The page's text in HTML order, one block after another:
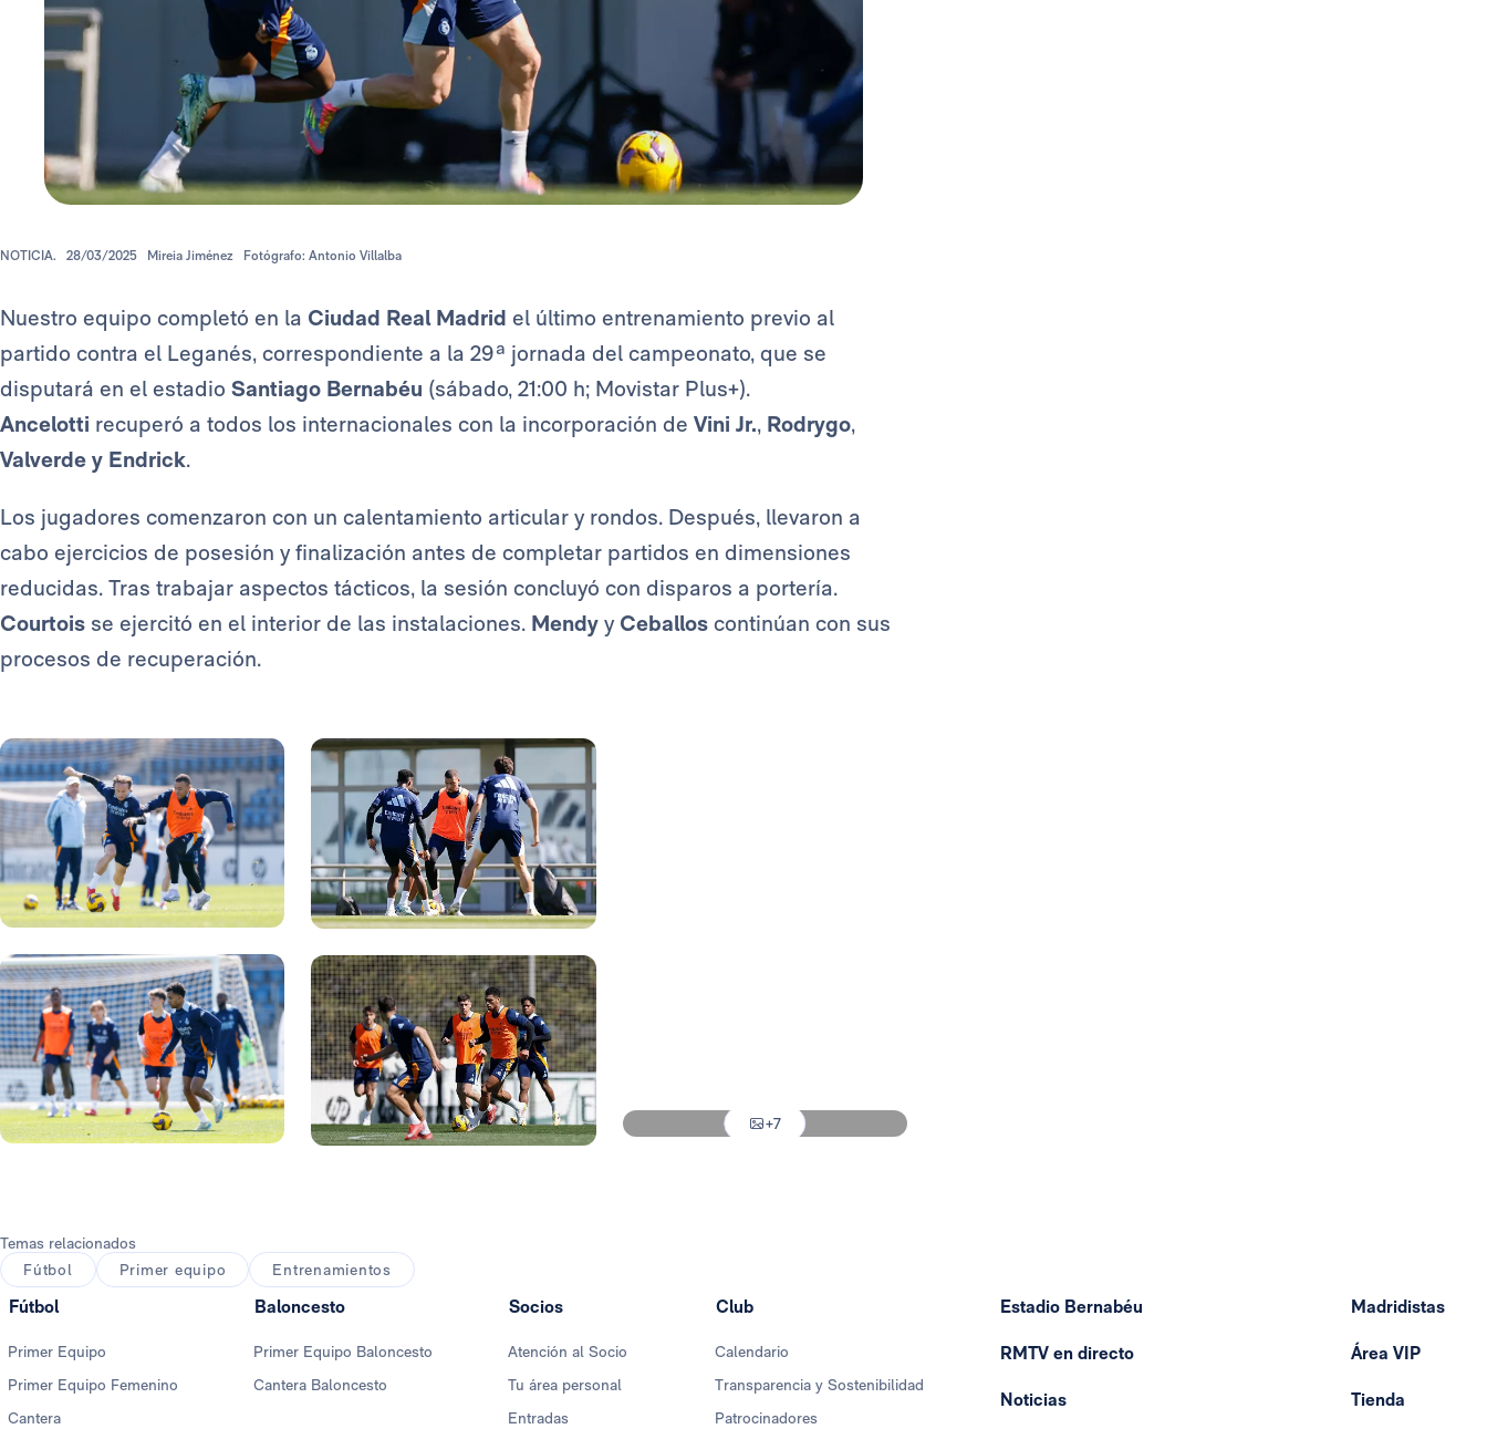
NOTICIA. 28/03/2025 Mireia Jiménez Fotógrafo: Antonio Villalba
Nuestro equipo completó en la Ciudad Real Madrid el último entrenamiento previo al
partido contra el Leganés, correspondiente a la 29ª jornada del campeonato, que se
disputará en el estadio Santiago Bernabéu (sábado, 21:00 h; Movistar Plus+).
Ancelotti recuperó a todos los internacionales con la incorporación de Vini Jr., Rodrygo,
Valverde y Endrick.
Los jugadores comenzaron con un calentamiento articular y rondos. Después, llevaron a
cabo ejercicios de posesión y finalización antes de completar partidos en dimensiones
reducidas. ​Tras trabajar aspectos tácticos, la sesión concluyó con disparos a portería.
Courtois se ejercitó en el interior de las instalaciones. Mendy y Ceballos continúan con sus
procesos de recuperación.
+7
Temas relacionados
Fútbol
Primer equipo Entrenamientos
Fútbol
Primer Equipo
Primer Equipo Femenino
Cantera
Baloncesto
Primer Equipo Baloncesto
Cantera Baloncesto
Socios
Atención al Socio
Tu área personal
Entradas
Club
Calendario
Transparencia y Sostenibilidad
Patrocinadores
Estadio Bernabéu
RMTV en directo
Noticias
Madridistas
Área VIP
Tienda